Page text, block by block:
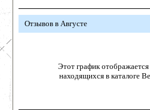
Отзывов в Августе
Этот график отображается
находящихся в каталоге